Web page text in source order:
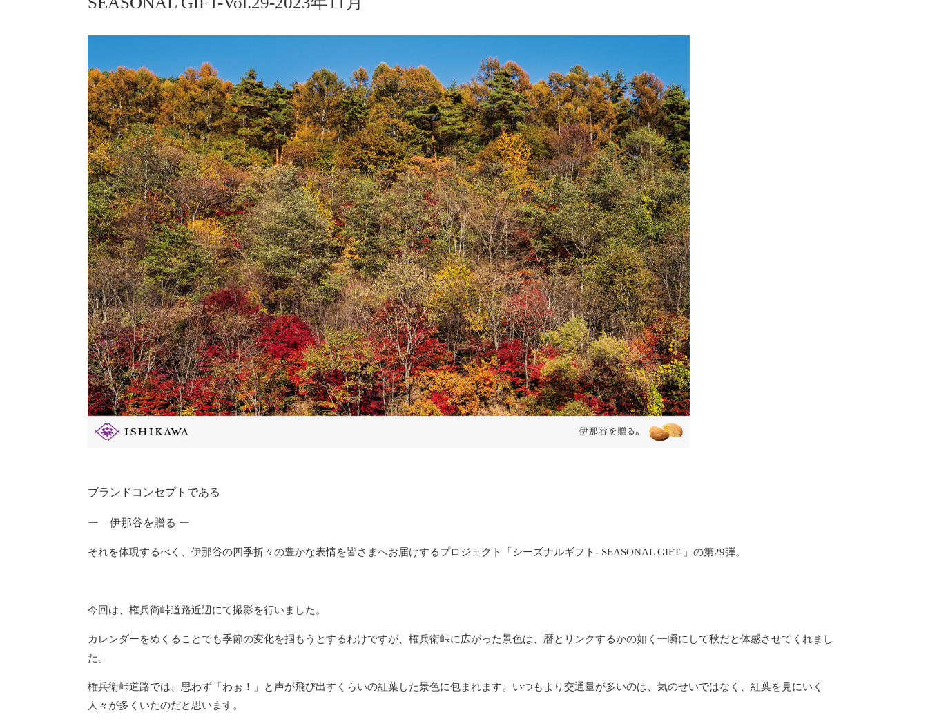
ブランドコンセプトである
ー 伊那谷を贈る ー
それを体現するべく、伊那谷の四季折々の豊かな表情を皆さまへお届けするプロジェクト「シーズナルギフト- SEASONAL GIFT-」の第29弾。
今回は、権兵衛峠道路近辺にて撮影を行いました。
カレンダーをめくることでも季節の変化を掴もうとするわけですが、権兵衛峠に広がった景色は、暦とリンクするかの如く一瞬にして秋だと体感させてくれまし
た。
権兵衛峠道路では、思わず「わぉ！」と声が飛び出すくらいの紅葉した景色に包まれます。いつもより交通量が多いのは、気のせいではなく、紅葉を見にいく
人々が多くいたのだと思います。